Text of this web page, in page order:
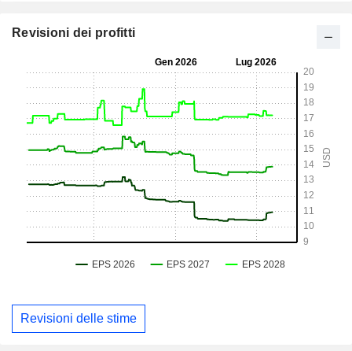
Revisioni dei profitti
Revisioni delle stime